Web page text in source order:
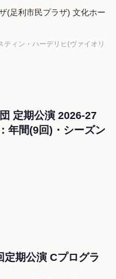
(足利市民プラザ) 文化ホー
ティン・ハーデリヒ(ヴァイオリ
定期公演 2026-27
年間(9回)・シーズン
期公演 Cプログラ